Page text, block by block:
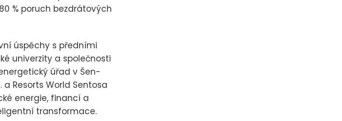
% poruch bezdrátových
úspěchy s předními
univerzity a společnosti
úřad v Šen-
a Resorts World Sentosa
energie, financí a
transformace.